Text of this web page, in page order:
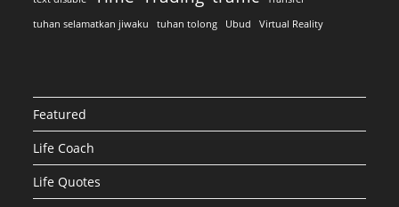
tuhan selamatkan jiwaku
tuhan tolong Ubud Virtual Reality
Featured
Life Coach
Life Quotes